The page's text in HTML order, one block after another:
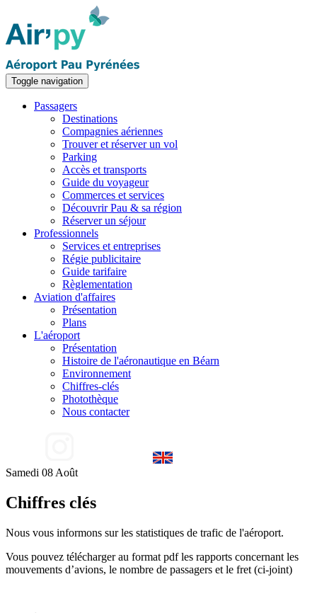
Toggle navigation
Passagers
Destinations
Compagnies aériennes
Trouver et réserver un vol
Parking
Accès et transports
Guide du voyageur
Commerces et services
Découvrir Pau & sa région
Réserver un séjour
Professionnels
Services et entreprises
Régie publicitaire
Guide tarifaire
Règlementation
Aviation d'affaires
Présentation
Plans
L'aéroport
Présentation
Histoire de l'aéronautique en Béarn
Environnement
Chiffres-clés
Photothèque
Nous contacter
Samedi 08 Août
Chiffres clés
Nous vous informons sur les statistiques de trafic de l'aéroport.
Vous pouvez télécharger au format pdf les rapports concernant les
mouvements d’avions, le nombre de passagers et le fret (ci-joint)